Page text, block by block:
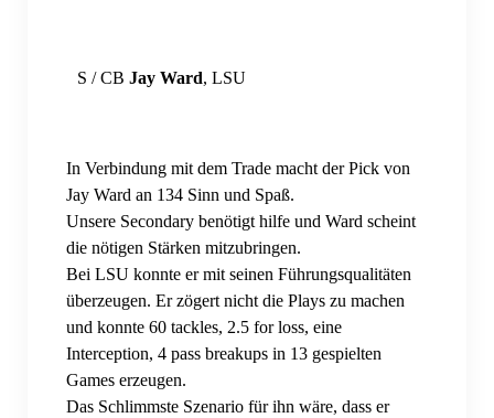
Bierwichteln
Bier- und Weinwichteln 2024
Bier- und Weinwichteln 2025
Fantasy Football
Fantasy Football Season 2022/2023
Fantasy Football Season 2023/2024
Fantasy Football Season 2024/2025
S / CB Jay Ward, LSU
In Verbindung mit dem Trade macht der Pick von
Jay Ward an 134 Sinn und Spaß.
Unsere Secondary benötigt hilfe und Ward scheint
die nötigen Stärken mitzubringen.
Bei LSU konnte er mit seinen Führungsqualitäten
überzeugen. Er zögert nicht die Plays zu machen
und konnte 60 tackles, 2.5 for loss, eine
Interception, 4 pass breakups in 13 gespielten
Games erzeugen.
Das Schlimmste Szenario für ihn wäre, dass er